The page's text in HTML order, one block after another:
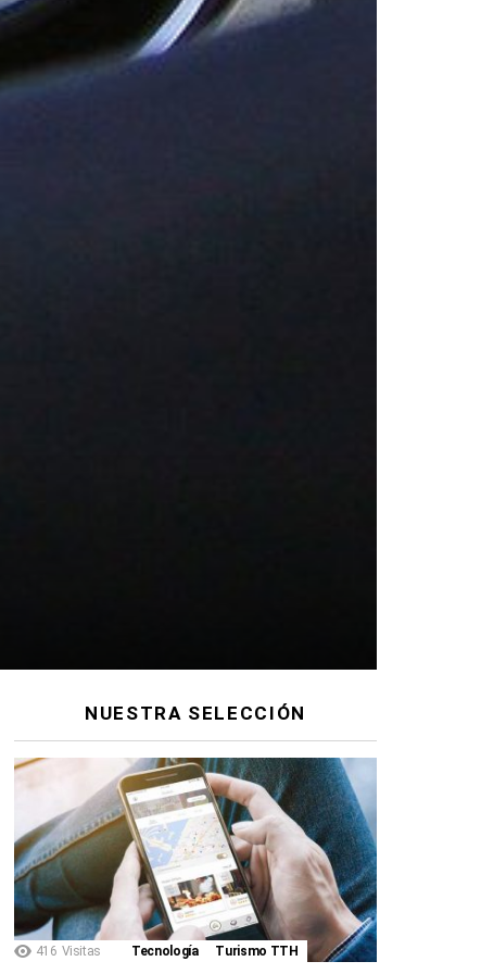
NUESTRA SELECCIÓN
416 Visitas Tecnología Turismo TTH